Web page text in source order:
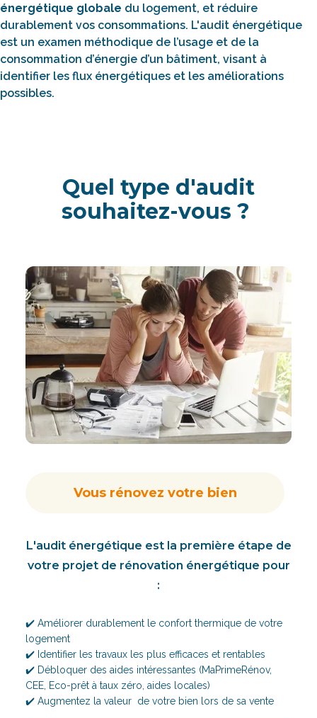
énergétique globale du logement, et réduire
durablement vos consommations. L'audit énergétique
est un examen méthodique de l’usage et de la
consommation d’énergie d’un bâtiment, visant à
identifier les flux énergétiques et les améliorations
possibles.
Quel type d'audit
souhaitez-vous ?
Vous rénovez votre bien
L'audit énergétique est la première étape de
votre projet de rénovation énergétique pour
:
✔️ Améliorer durablement le confort thermique de votre
logement
✔️ Identifier les travaux les plus efficaces et rentables
✔️ Débloquer des aides intéressantes (MaPrimeRénov,
CEE, Eco-prêt à taux zéro, aides locales)
✔️ Augmentez la valeur de votre bien lors de sa vente